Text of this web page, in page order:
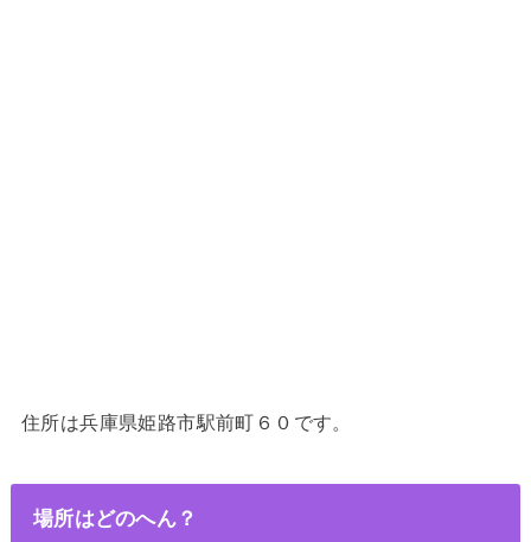
住所は兵庫県姫路市駅前町６０です。
場所はどのへん？